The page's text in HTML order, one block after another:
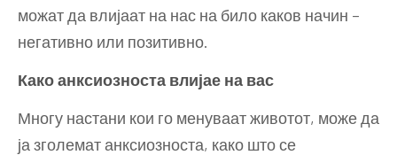
можат да влијаат на нас на било каков начин –
негативно или позитивно.
Како анксиозноста влијае на вас
Многу настани кои го менуваат животот, може да
ја зголемат анксиозноста, како што се